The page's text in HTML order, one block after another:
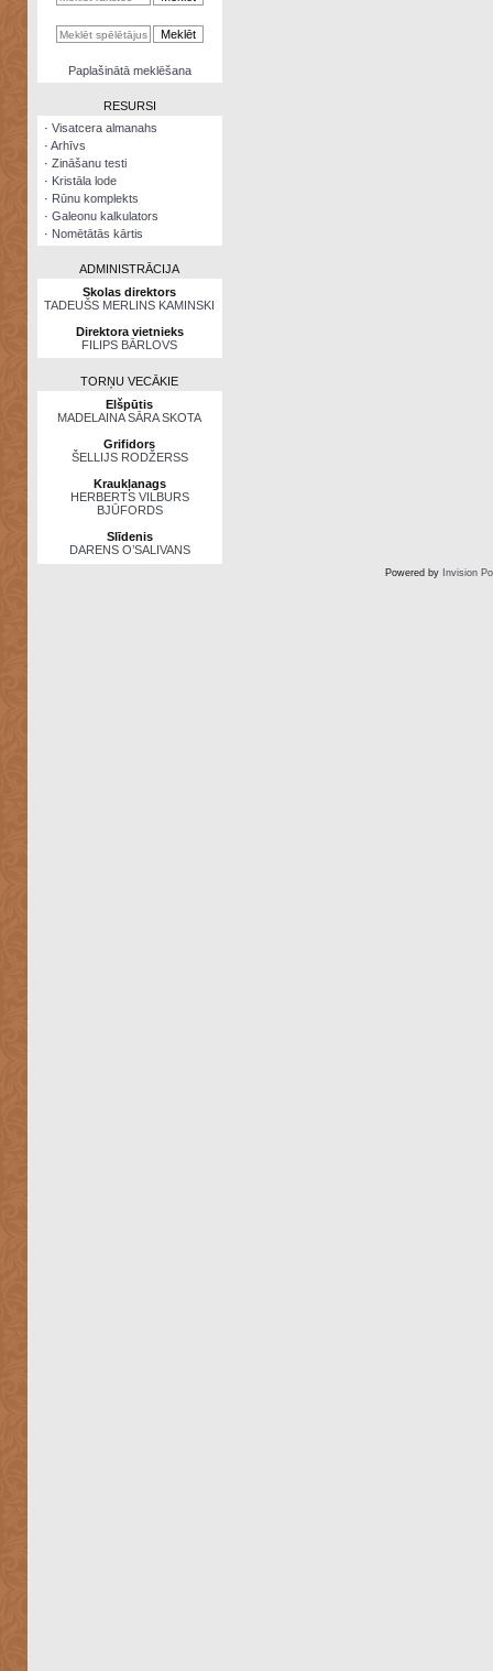
kalkulators
NomētātāsPaplašinātā meklēšana
RESURSI
· Visatcera almanahs
· Arhīvs
· Zināšanu testi
· Kristāla lode
· Rūnu komplekts
· Galeonu kalkulators
· Nomētātās kārtis
ADMINISTRĀCIJA
Skolas direktors
TADEUŠS MERLINS KAMINSKI
Direktora vietnieks
FILIPS BĀRLOVS
TORŅU VECĀKIE
Elšpūtis
MADELAINA SĀRA SKOTA
Grifidors
ŠELLIJS RODŽERSS
Kraukļanags
HERBERTS VILBURS
BJŪFORDS
Slīdenis
DARENS O’SALIVANS
Powered by Invision